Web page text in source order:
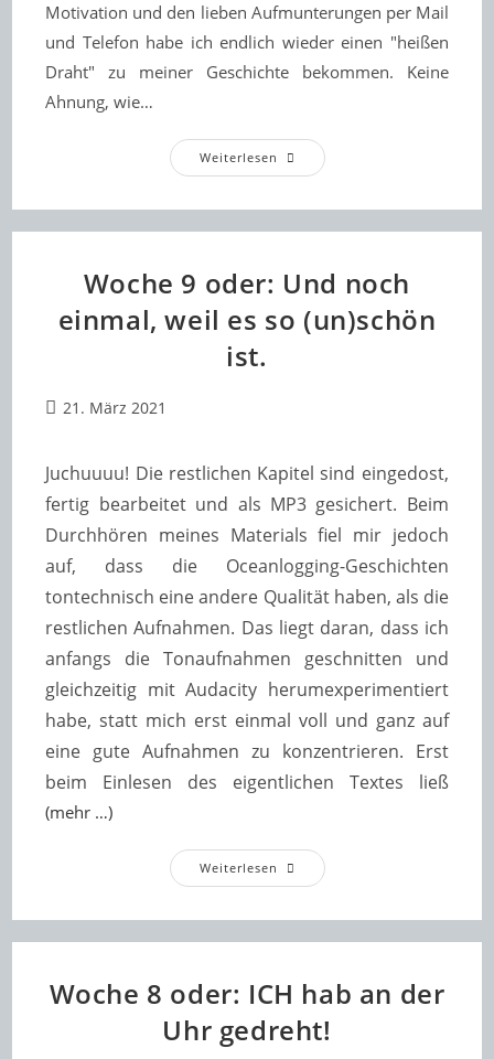
Motivation und den lieben Aufmunterungen per Mail
und Telefon habe ich endlich wieder einen "heißen
Draht" zu meiner Geschichte bekommen. Keine
Ahnung, wie…
Weiterlesen Es
Geht
3!
Woche 9 oder: Und noch
einmal, weil es so (un)schön
ist.
Beitrag
21. März 2021
Juchuuuu! Die restlichen Kapitel sind eingedost,
fertig bearbeitet und als MP3 gesichert. Beim
Durchhören meines Materials fiel mir jedoch
auf, dass die Oceanlogging-Geschichten
tontechnisch eine andere Qualität haben, als die
restlichen Aufnahmen. Das liegt daran, dass ich
anfangs die Tonaufnahmen geschnitten und
gleichzeitig mit Audacity herumexperimentiert
habe, statt mich erst einmal voll und ganz auf
eine gute Aufnahmen zu konzentrieren. Erst
beim Einlesen des eigentlichen Textes ließ
(mehr …)
Weiterlesen Woche
9
Einmal,
So
(un)schön
Ist.
Woche 8 oder: ICH hab an der
Uhr gedreht!